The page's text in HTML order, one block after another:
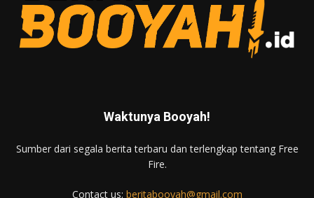
Waktunya Booyah!
Sumber dari segala berita terbaru dan terlengkap tentang Free
Fire.
Contact us: beritabooyah@gmail.com